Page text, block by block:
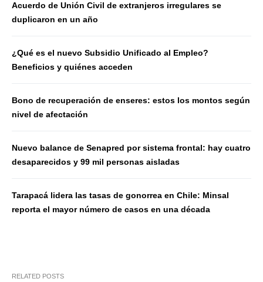
Acuerdo de Unión Civil de extranjeros irregulares se
duplicaron en un año
¿Qué es el nuevo Subsidio Unificado al Empleo?
Beneficios y quiénes acceden
Bono de recuperación de enseres: estos los montos según
nivel de afectación
Nuevo balance de Senapred por sistema frontal: hay cuatro
desaparecidos y 99 mil personas aisladas
Tarapacá lidera las tasas de gonorrea en Chile: Minsal
reporta el mayor número de casos en una década
RELATED POSTS